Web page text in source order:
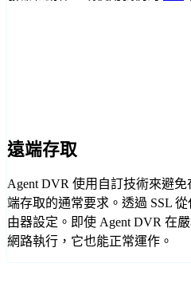
遠端存取
Agent DVR 使用自訂技術來避
端存取的通常要求。透過 SSL
由器設定。即使 Agent DVR 在
網路執行，它也能正常運作。